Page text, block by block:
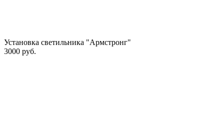
Установка светильника "Армстронг"
3000 руб.